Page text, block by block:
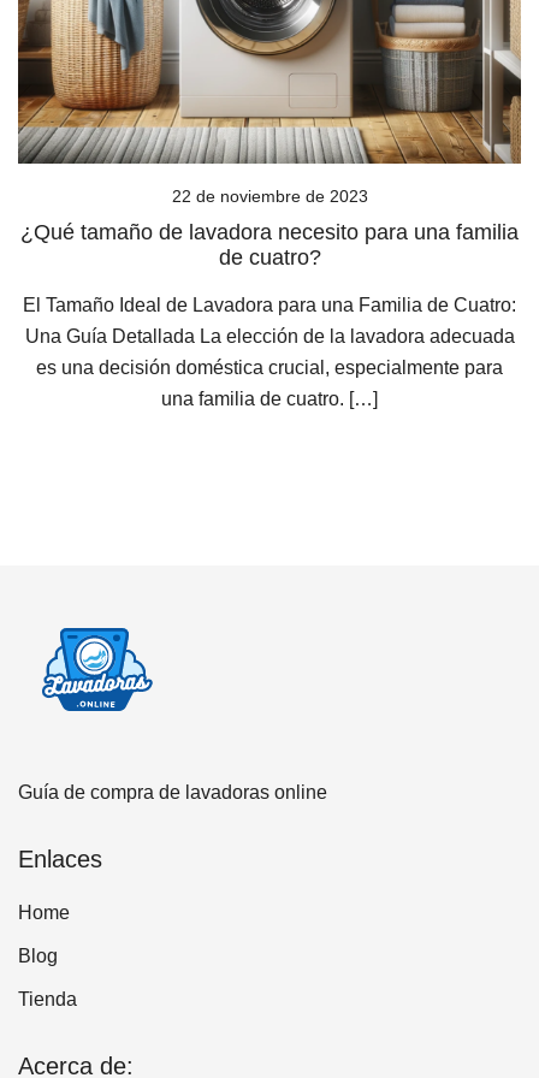
22 de noviembre de 2023
¿Qué tamaño de lavadora necesito para una familia
de cuatro?
El Tamaño Ideal de Lavadora para una Familia de Cuatro:
Una Guía Detallada La elección de la lavadora adecuada
es una decisión doméstica crucial, especialmente para
una familia de cuatro. […]
Guía de compra de lavadoras online
Enlaces
Home
Blog
Tienda
Acerca de: